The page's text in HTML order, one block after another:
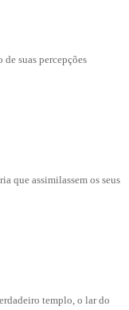
suas percepções
que assimilassem os seus
templo, o lar do